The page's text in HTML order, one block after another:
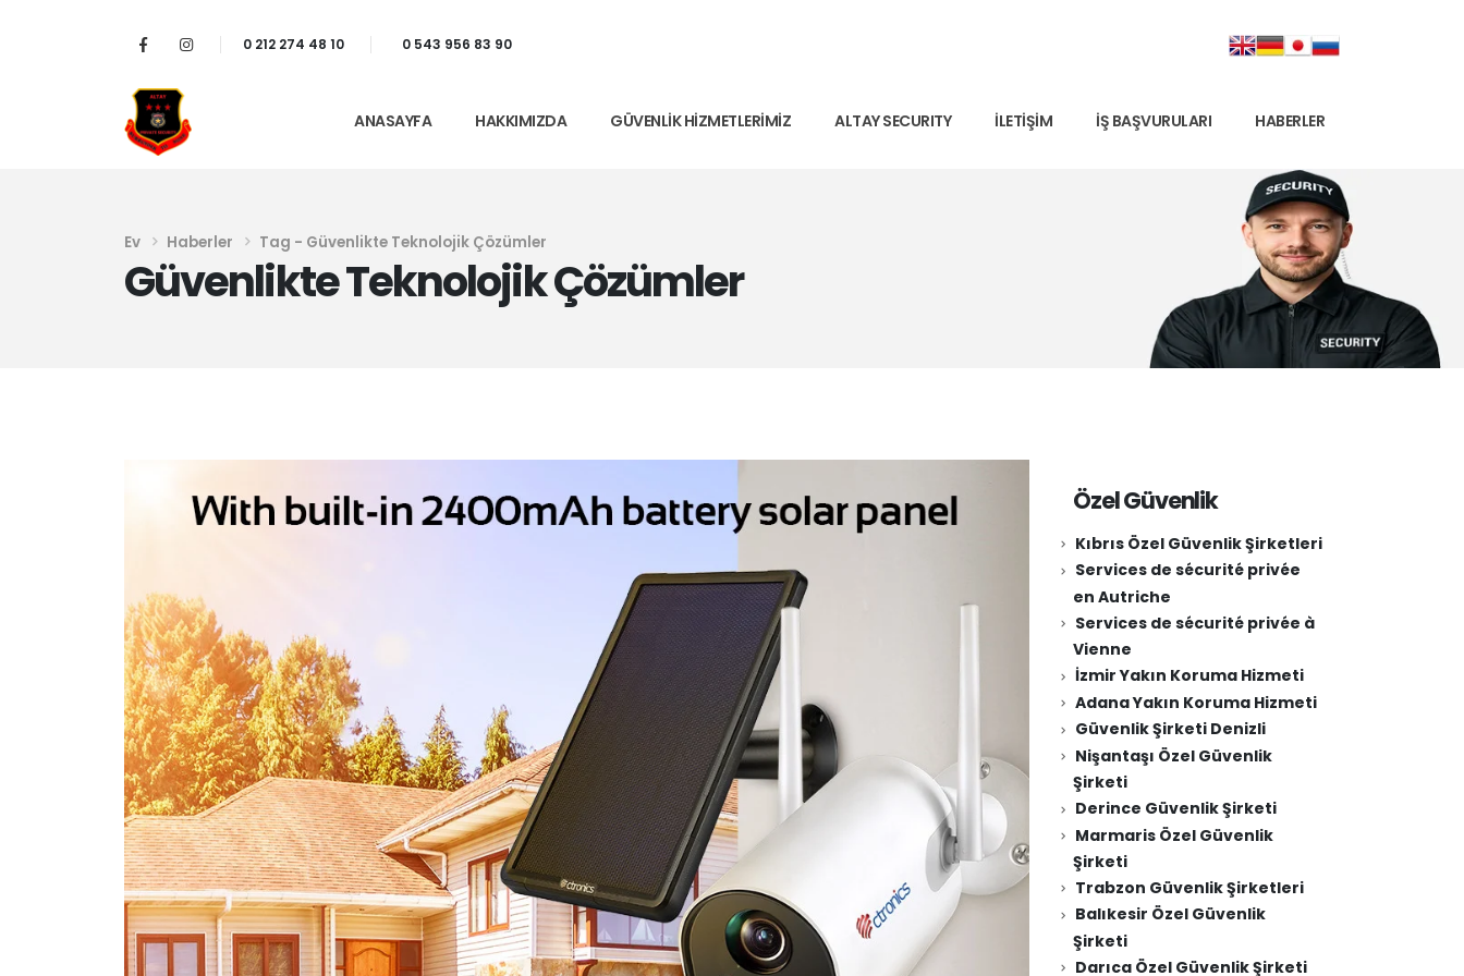
0 212 274 48 10 0 543 956 83 90
ANASAYFA HAKKIMIZDA GÜVENLIK HIZMETLERIMIZ ALTAY SECURITY İLETIŞIM İŞ BAŞVURULARI HABERLER
Ev Haberler Tag - Güvenlikte Teknolojik Çözümler
Güvenlikte Teknolojik Çözümler
Özel Güvenlik
Kıbrıs Özel Güvenlik Şirketleri
Services de sécurité privée
en Autriche
Services de sécurité privée à
Vienne
İzmir Yakın Koruma Hizmeti
Adana Yakın Koruma Hizmeti
Güvenlik Şirketi Denizli
Nişantaşı Özel Güvenlik
Şirketi
Derince Güvenlik Şirketi
Marmaris Özel Güvenlik
Şirketi
Trabzon Güvenlik Şirketleri
Balıkesir Özel Güvenlik
Şirketi
Darıca Özel Güvenlik Şirketi